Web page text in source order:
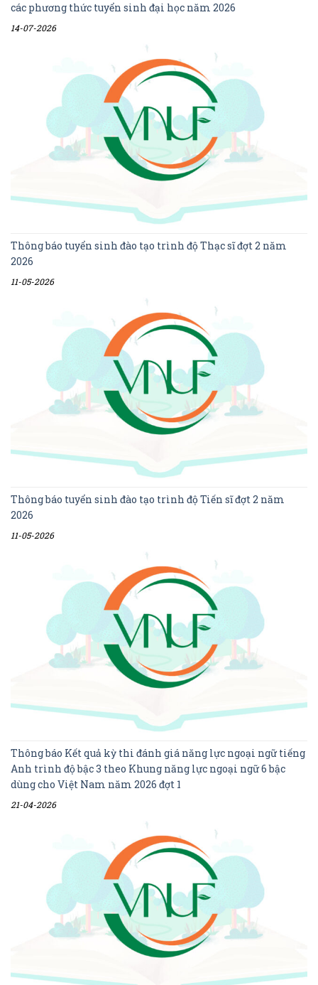
các phương thức tuyển sinh đại học năm 2026
14-07-2026
Thông báo tuyển sinh đào tạo trình độ Thạc sĩ đợt 2 năm
2026
11-05-2026
Thông báo tuyển sinh đào tạo trình độ Tiến sĩ đợt 2 năm
2026
11-05-2026
Thông báo Kết quả kỳ thi đánh giá năng lực ngoại ngữ tiếng
Anh trình độ bậc 3 theo Khung năng lực ngoại ngữ 6 bậc
dùng cho Việt Nam năm 2026 đợt 1
21-04-2026